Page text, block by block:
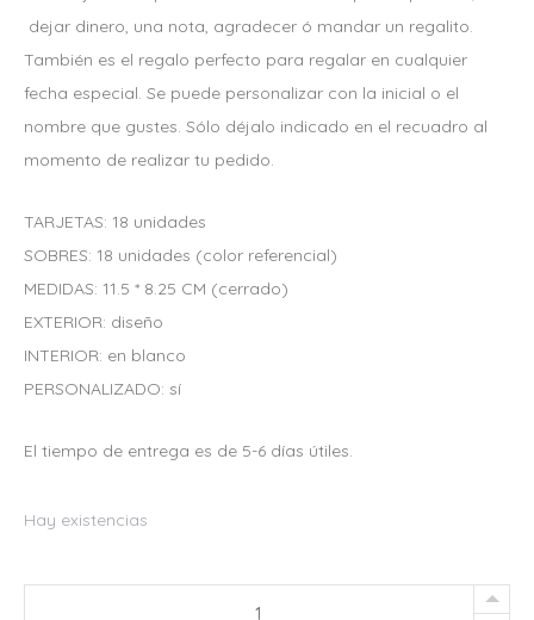
dejar dinero, una nota, agradecer ó mandar un regalito.
También es el regalo perfecto para regalar en cualquier
fecha especial. Se puede personalizar con la inicial o el
nombre que gustes. Sólo déjalo indicado en el recuadro al
momento de realizar tu pedido.
TARJETAS: 18 unidades
SOBRES: 18 unidades (color referencial)
MEDIDAS: 11.5 * 8.25 CM (cerrado)
EXTERIOR: diseño
INTERIOR: en blanco
PERSONALIZADO: sí
El tiempo de entrega es de 5-6 días útiles.
Hay existencias